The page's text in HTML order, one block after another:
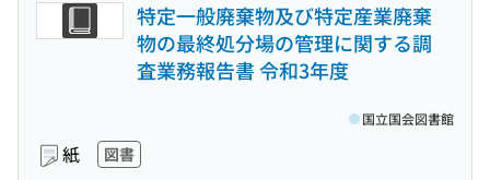
特定一般廃棄物及び特定産業廃棄
物の最終処分場の管理に関する調
査業務報告書 令和3年度
紙 図書
国立国会図書館